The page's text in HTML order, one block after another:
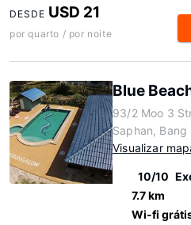
DESDE USD 21
por quarto / por noite
Blue
93/2 Moo 3
Saphan, Bang
Visualizar
10/10
7.7 km
Wi-fi